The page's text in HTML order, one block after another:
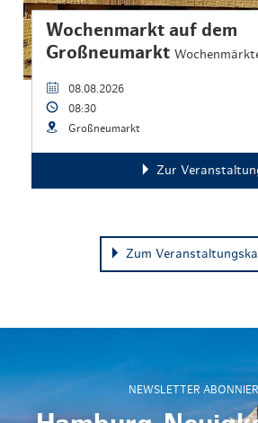
Wochenmarkt auf dem
Großneumarkt
08.08.2026
08:30
Großneumarkt
Zur
Zum
NEWSLETTER